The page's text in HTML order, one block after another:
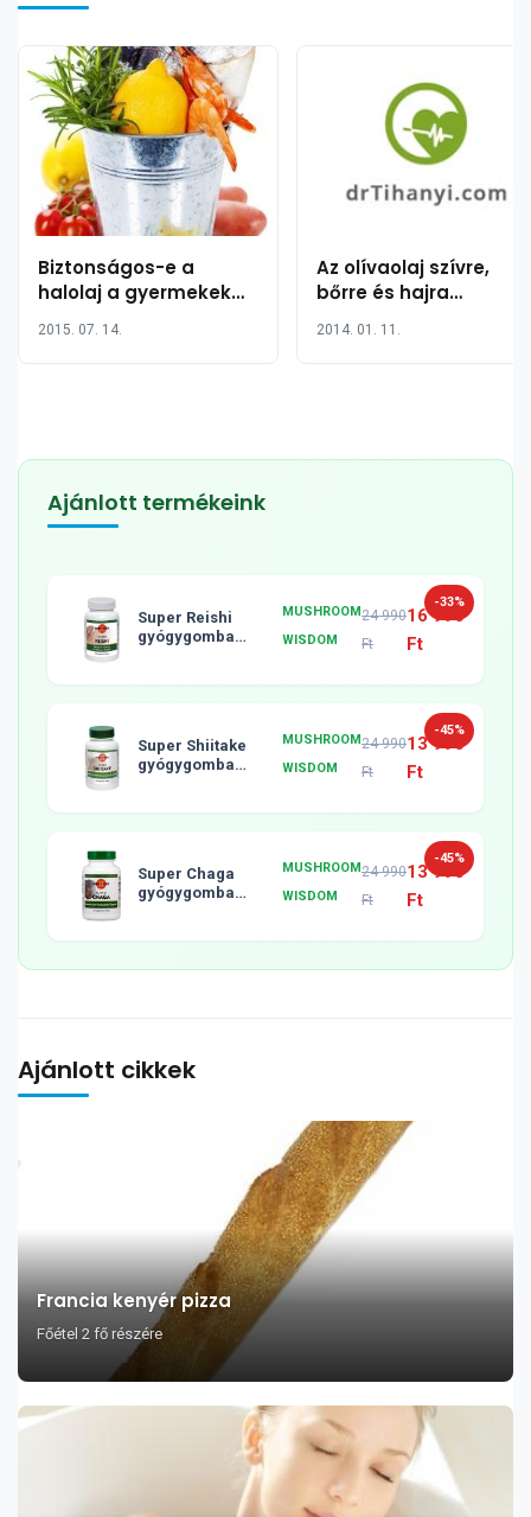
Biztonságos-e a
halolaj a gyermekek
2015. 07. 14.
Az olívaolaj szívre,
bőrre és hajra
hatásai
2014. 01. 11.
Ajánlott termékeink
-33%
Super Reishi
gyógygomba
MUSHROOM
WISDOM
24 990
Ft
16 990
Ft
-45%
Super Shiitake
gyógygomba
MUSHROOM
WISDOM
24 990
Ft
13 990
Ft
-45%
Super Chaga
gyógygomba
MUSHROOM
WISDOM
24 990
Ft
13 990
Ft
Ajánlott cikkek
Francia kenyér pizza
Főétel 2 fő részére